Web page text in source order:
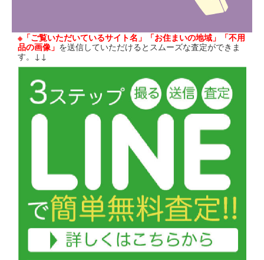
※「ご覧いただいているサイト名」「お住まいの地域」「不用
品の画像」 を送信していただけるとスムーズな査定ができま
す。↓↓